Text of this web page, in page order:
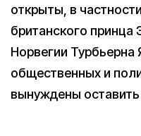
открыты, в
британского
Норвегии Турбьерна
общественных и
вынуждены